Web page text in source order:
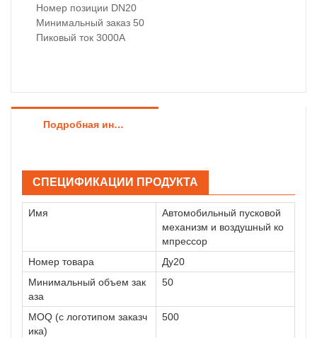
Защита: защита от короткого замыкания,
защита от перезаряда, защита от переразряда
Поддержка быстрой зарядки PD65
Номер позиции DN20
Минимальный заказ 50
Пиковый ток 3000А
Подробная информация о продукте
СПЕЦИФИКАЦИИ ПРОДУКТА
Имя
Автомобильный пусковой
механизм и воздушный ко
мпрессор
Номер товара
Ду20
Минимальный объем зак
аза
50
MOQ (с логотипом заказч
ика)
500